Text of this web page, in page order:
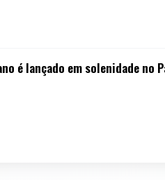
é lançado em solenidade no